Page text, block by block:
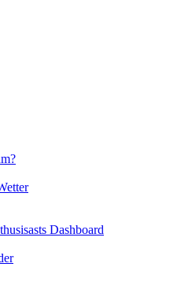
Dashboard